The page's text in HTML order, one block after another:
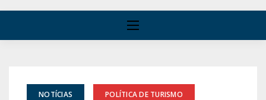
NOTÍCIAS POLÍTICA DE TURISMO